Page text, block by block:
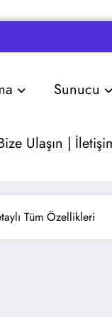
Sunucu
Ulaşın |
Tüm Özellikleri